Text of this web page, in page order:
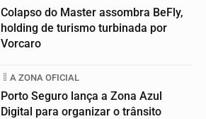
Colapso do Master assombra BeFly,
holding de turismo turbinada por
Vorcaro
A ZONA OFICIAL
Porto Seguro lança a Zona Azul
Digital para organizar o trânsito